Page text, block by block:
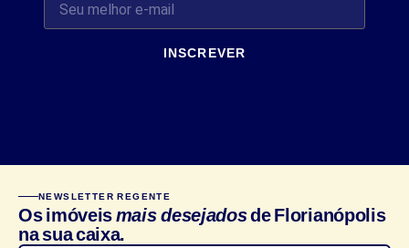
INSCREVER
NEWSLETTER REGENTE
Os imóveismais desejadosde Florianópolis
na sua caixa.